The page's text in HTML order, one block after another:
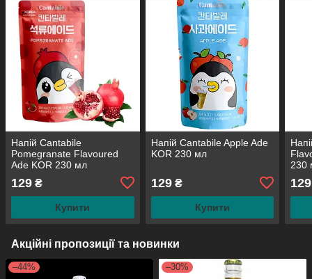
Напій Cantabile
Pomegranate Flavoured
Ade KOR 230 мл
129 ₴
Купити
Напій Cantabile Apple Ade
KOR 230 мл
129₴
Купити
230
129
Акційні пропозиції та новинки
–44% –30%